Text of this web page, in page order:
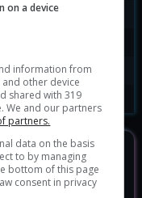
Softworks
on a device
information from
other device
shared with 319
We and our partners
partners.
data on the basis
to by managing
bottom of this page
consent in privacy